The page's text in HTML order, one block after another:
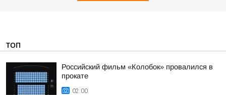
ТОП
Российский фильм «Колобок» провалился в
прокате
02:00